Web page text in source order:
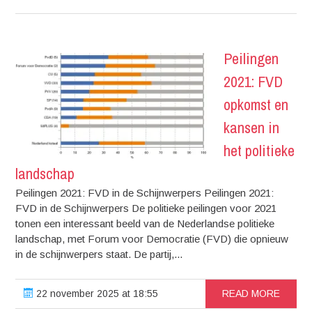
Peilingen
2021: FVD
opkomst en
kansen in
het politieke
landschap
Peilingen 2021: FVD in de Schijnwerpers Peilingen 2021:
FVD in de Schijnwerpers De politieke peilingen voor 2021
tonen een interessant beeld van de Nederlandse politieke
landschap, met Forum voor Democratie (FVD) die opnieuw
in de schijnwerpers staat. De partij,...
22 november 2025 at 18:55 READ MORE